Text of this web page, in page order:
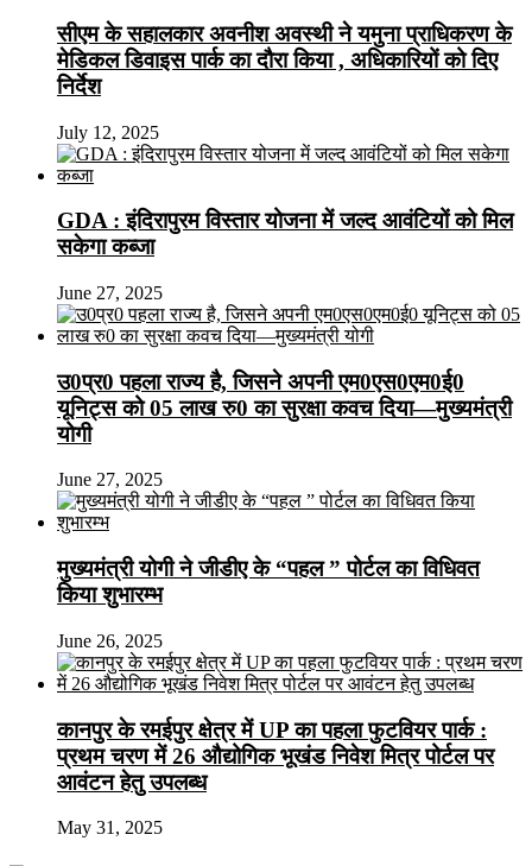
सीएम के सहालकार अवनीश अवस्थी ने यमुना प्राधिकरण के
मेडिकल डिवाइस पार्क का दौरा किया , अधिकारियों को दिए
निर्देश
July 12, 2025
GDA : इंदिरापुरम विस्तार योजना में जल्द आवंटियों को मिल
सकेगा कब्जा
June 27, 2025
उ0प्र0 पहला राज्य है, जिसने अपनी एम0एस0एम0ई0
यूनिट्स को 05 लाख रु0 का सुरक्षा कवच दिया—मुख्यमंत्री
योगी
June 27, 2025
मुख्यमंत्री योगी ने जीडीए के “पहल ” पोर्टल का विधिवत
किया शुभारम्भ
June 26, 2025
कानपुर के रमईपुर क्षेत्र में UP का पहला फुटवियर पार्क :
प्रथम चरण में 26 औद्योगिक भूखंड निवेश मित्र पोर्टल पर
आवंटन हेतु उपलब्ध
May 31, 2025